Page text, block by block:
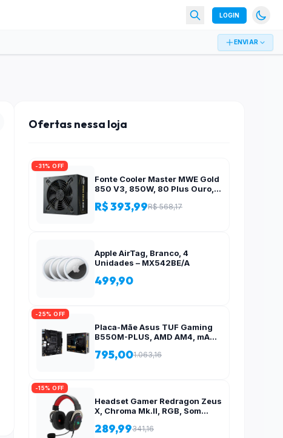
LOGIN
ENVIAR
Ofertas nessa loja
-31% OFF
Fonte Cooler Master MWE Gold
850 V3, 850W, 80 Plus Ouro,
8506-ACAG-BBR
R$ 393,99R$ 568,17
Apple AirTag, Branco, 4
Unidades – MX542BE/A
499,90
-25% OFF
Placa-Mãe Asus TUF Gaming
B550M-PLUS, AMD AM4, mATX
– 90MB14A0-C1BAY0
795,001.063,16
-15% OFF
Headset Gamer Redragon Zeus
X, Chroma Mk.II, RGB, Som
USB, Preto e Vermelho – H510-
289,99341,16